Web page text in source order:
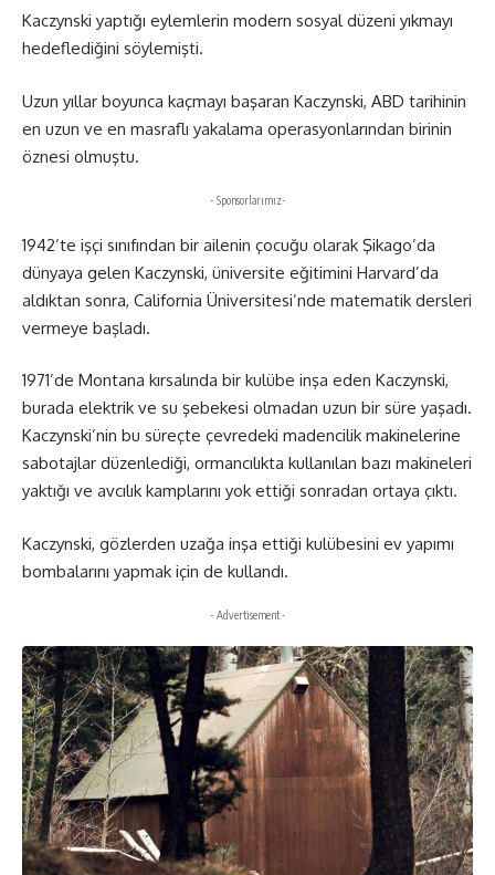
Kaczynski yaptığı eylemlerin modern sosyal düzeni yıkmayı
hedeflediğini söylemişti.
Uzun yıllar boyunca kaçmayı başaran Kaczynski, ABD tarihinin
en uzun ve en masraflı yakalama operasyonlarından birinin
öznesi olmuştu.
- Sponsorlarımız-
1942’te işçi sınıfından bir ailenin çocuğu olarak Şikago’da
dünyaya gelen Kaczynski, üniversite eğitimini Harvard’da
aldıktan sonra, California Üniversitesi’nde matematik dersleri
vermeye başladı.
1971’de Montana kırsalında bir kulübe inşa eden Kaczynski,
burada elektrik ve su şebekesi olmadan uzun bir süre yaşadı.
Kaczynski’nin bu süreçte çevredeki madencilik makinelerine
sabotajlar düzenlediği, ormancılıkta kullanılan bazı makineleri
yaktığı ve avcılık kamplarını yok ettiği sonradan ortaya çıktı.
Kaczynski, gözlerden uzağa inşa ettiği kulübesini ev yapımı
bombalarını yapmak için de kullandı.
- Advertisement -